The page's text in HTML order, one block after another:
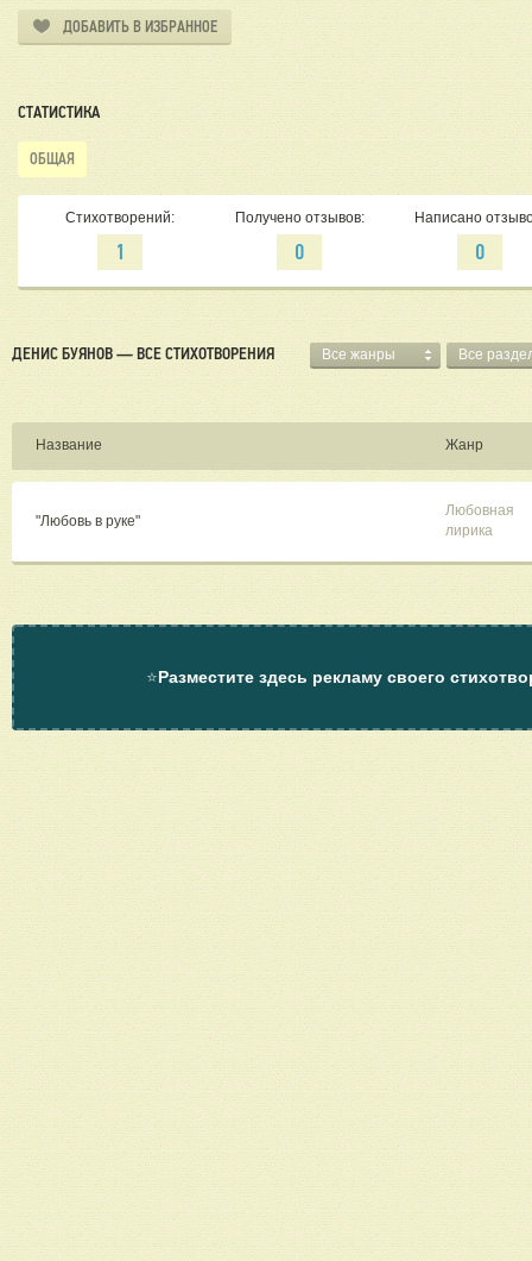
ДОБАВИТЬ В ИЗБРАННОЕ
СТАТИСТИКА
ОБЩАЯ
Стихотворений:
1
Получено отзывов:
0
Написано
0
ДЕНИС БУЯНОВ — ВСЕ СТИХОТВОРЕНИЯ Все жанры Все
Название Жанр
"Любовь в руке"
Любовная
лирика
⭐Разместите здесь рекламу своего